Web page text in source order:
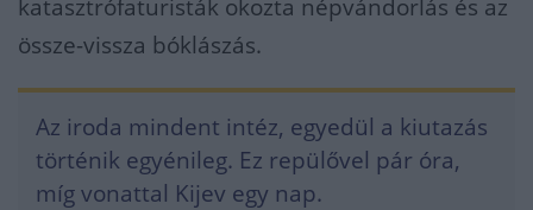
katasztrófaturisták okozta népvándorlás és az
össze-vissza bóklászás.
Az iroda mindent intéz, egyedül a kiutazás
történik egyénileg. Ez repülővel pár óra,
míg vonattal Kijev egy nap.